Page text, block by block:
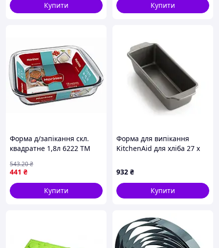
Купити Купити
Форма д/запікання скл.
квадратне 1,8л 6222 ТМ
441 ₴
543.20₴
Купити
Форма для випікання
KitchenAid для хліба 27 х
932 ₴
Купити